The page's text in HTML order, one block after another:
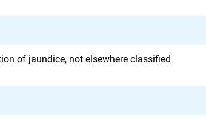
of jaundice, not elsewhere classified